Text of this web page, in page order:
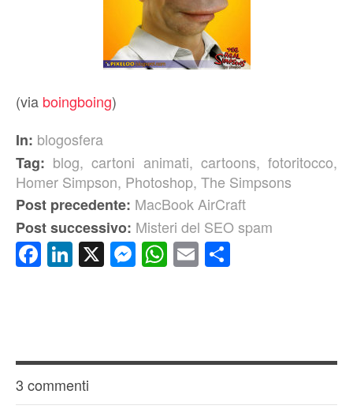
(via boingboing)
In: blogosfera
Tag: blog,cartoni animati, cartoons,fotoritocco,
Homer Simpson, Photoshop, The Simpsons
Post precedente: MacBook AirCraft
Post successivo: Misteri del SEO spam
Facebook
LinkedIn
X Messenger
WhatsApp
Email
3 commenti